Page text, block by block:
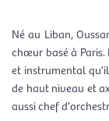
Né au Liban,
chœur basé à
et instrumental
de haut niveau et
aussi chef